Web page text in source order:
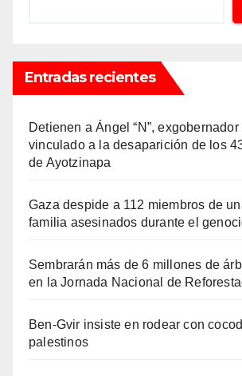
Entradas recientes
Detienen a Ángel “N”,
vinculado a la desaparición de los
de Ayotzinapa
Gaza despide a 112 miembros de
familia asesinados durante el
Sembrarán más de 6 millones de
en la Jornada Nacional de
Ben-Gvir insiste en rodear con
palestinos